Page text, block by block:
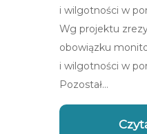
i wilgotności w
Wg projektu
obowiązku
i wilgotności w
Pozostał…